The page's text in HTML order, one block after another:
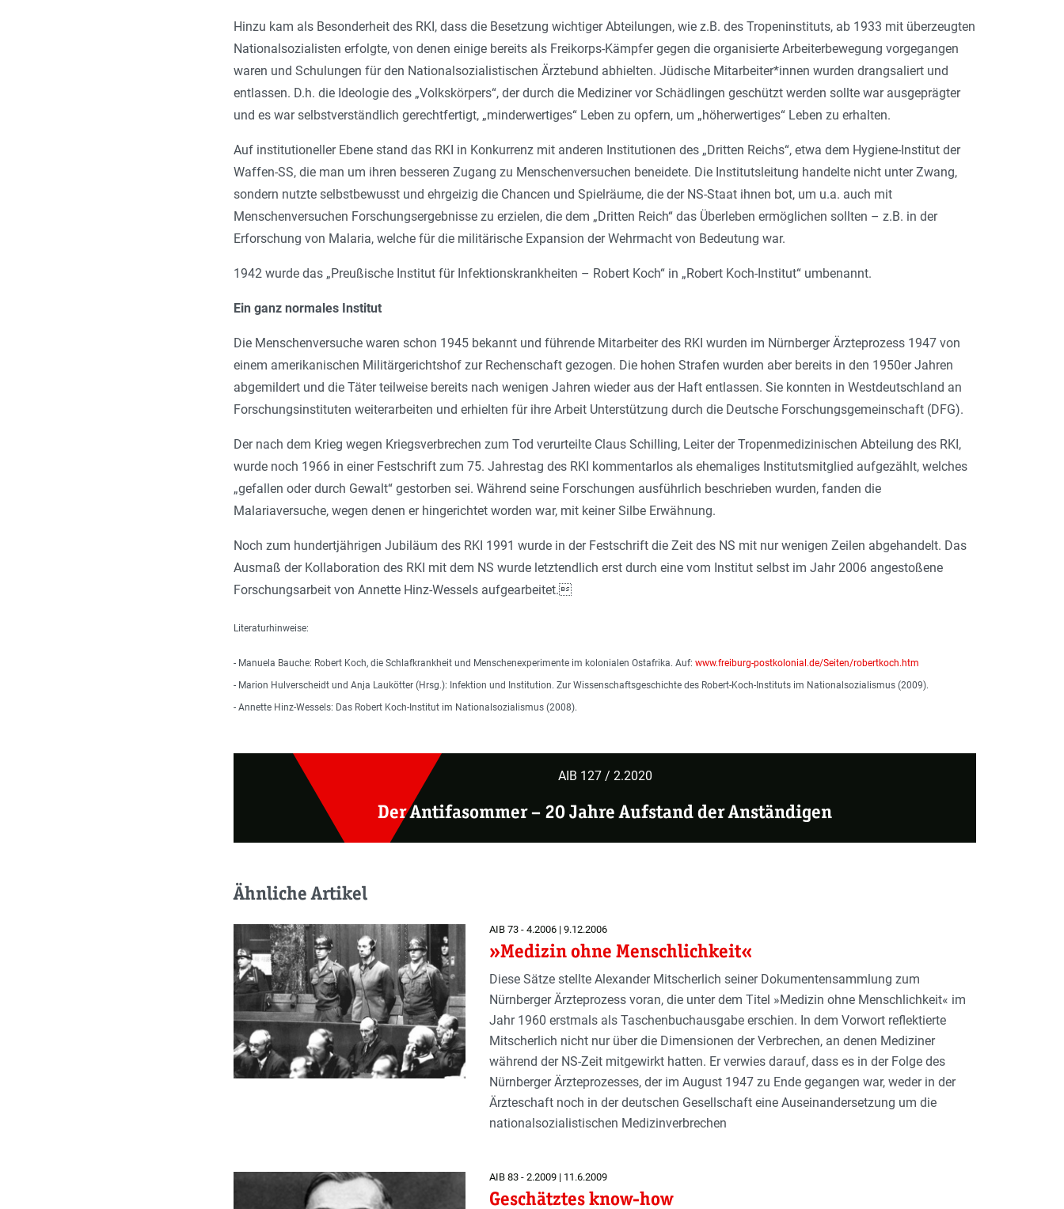
Hinzu kam als Besonderheit des RKI, dass die Besetzung wichtiger Abteilungen, wie z.B. des Tropeninstituts, ab 1933 mit überzeugten
Nationalsozialisten erfolgte, von denen einige bereits als Freikorps-Kämpfer gegen die organisierte Arbeiterbewegung vorgegangen
waren und Schulungen für den Nationalsozialistischen Ärztebund abhielten. Jüdische Mitarbeiter*innen wurden drangsaliert und
entlassen. D.h. die Ideologie des „Volkskörpers“, der durch die Mediziner vor Schädlingen geschützt werden sollte war ausgeprägter
und es war selbstverständlich gerechtfertigt, „minderwertiges“ Leben zu opfern, um „höherwertiges“ Leben zu erhalten.
Auf institutioneller Ebene stand das RKI in Konkurrenz mit anderen Institutionen des „Dritten Reichs“, etwa dem Hygiene-­Institut der
Waffen-SS, die man um ihren besseren Zugang zu Menschenversuchen beneidete. Die Institutsleitung handelte nicht unter Zwang,
sondern nutzte selbstbewusst und ehrgeizig die Chancen und Spielräume, die der NS-Staat ihnen bot, um u.a. auch mit
Menschenversuchen Forschungsergebnisse zu erzielen, die dem „Dritten Reich“ das Überleben ermöglichen sollten – z.B. in der
Erforschung von Malaria, welche für die militärische Expansion der Wehrmacht von Bedeutung war.
1942 wurde das „Preußische Institut für Infektionskrankheiten – Robert Koch“ in „Robert Koch-Institut“ umbenannt.
Ein ganz normales Institut
Die Menschenversuche waren schon 1945 bekannt und führende Mitarbeiter des RKI wurden im Nürnberger Ärzteprozess 1947 von
einem amerikanischen Militärgerichtshof zur Rechenschaft gezogen. Die hohen Strafen wurden aber bereits in den 1950er Jahren
abgemildert und die Täter teilweise bereits nach wenigen Jahren wieder aus der Haft entlassen. Sie konnten in Westdeutschland an
Forschungsinstituten weiterarbeiten und erhielten für ihre Arbeit Unterstützung durch die Deutsche Forschungsgemeinschaft (DFG).
Der nach dem Krieg wegen Kriegsverbrechen zum Tod verurteilte Claus Schilling, Leiter der Tropenmedizinischen Abteilung des RKI,
wurde noch 1966 in einer Festschrift zum 75. Jahrestag des RKI kommentarlos als ehemaliges Institutsmitglied aufgezählt, welches
„gefallen oder durch Gewalt“ gestorben sei. Während seine Forschungen ausführlich beschrieben wurden, fanden die
Malariaversuche, wegen denen er hingerichtet worden war, mit keiner Silbe Erwähnung.
Noch zum hundertjährigen Jubiläum des RKI 1991 wurde in der Festschrift die Zeit des NS mit nur wenigen Zeilen abgehandelt. Das
Ausmaß der Kollaboration des RKI mit dem NS wurde letztendlich erst durch eine vom Institut selbst im Jahr 2006 angestoßene
Forschungsarbeit von Annette Hinz-Wessels aufgearbeitet.
Literaturhinweise:
- Manuela Bauche: Robert Koch, die Schlafkrankheit und Menschenexperimente im kolonialen Ostafrika. Auf: www.freiburg-postkolonial.de/Seiten/robertkoch.htm
- Marion Hulverscheidt und Anja Laukötter (Hrsg.): Infektion und Institution. Zur Wissenschaftsgeschichte des Robert-Koch-Instituts im Nationalsozialismus (2009).
- Annette Hinz-Wessels: Das Robert Koch-Institut im Nationalsozialismus (2008).
AIB 127 / 2.2020
Der Antifasommer – 20 Jahre Aufstand der Anständigen
Ähnliche Artikel
AIB 73 - 4.2006 | 9.12.2006
»Medizin ohne Menschlichkeit«
Diese Sätze stellte Alexander Mitscherlich seiner Dokumentensammlung zum
Nürnberger Ärzteprozess voran, die unter dem Titel »Medizin ohne Menschlichkeit« im
Jahr 1960 erstmals als Taschenbuchausgabe erschien. In dem Vorwort reflektierte
Mitscherlich nicht nur über die Dimensionen der Verbrechen, an denen Mediziner
während der NS-Zeit mitgewirkt hatten. Er verwies darauf, dass es in der Folge des
Nürnberger Ärzteprozesses, der im August 1947 zu Ende gegangen war, weder in der
Ärzteschaft noch in der deutschen Gesellschaft eine Auseinandersetzung um die
nationalsozialistischen Medizinverbrechen
AIB 83 - 2.2009 | 11.6.2009
Geschätztes know-how